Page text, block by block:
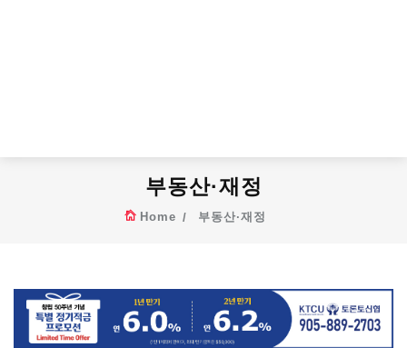
부동산·재정
Home 부동산·재정